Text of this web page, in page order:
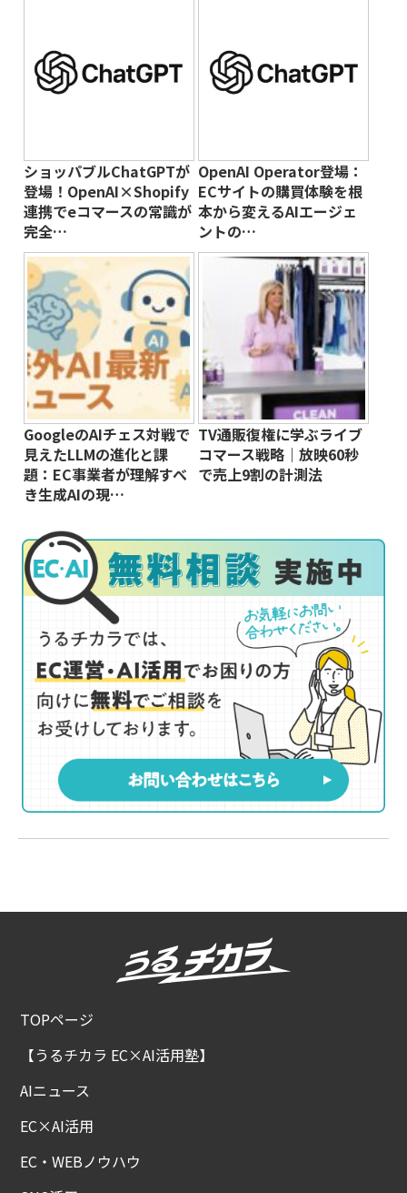
ショッパブルChatGPTが
登場！OpenAI×Shopify
連携でeコマースの常識が
完全…
OpenAI Operator登場：
ECサイトの購買体験を根
本から変えるAIエージェ
ントの…
GoogleのAIチェス対戦で
見えたLLMの進化と課
題：EC事業者が理解すべ
き生成AIの現…
TV通販復権に学ぶライブ
コマース戦略｜放映60秒
で売上9割の計測法
TOPページ
【うるチカラ EC×AI活用塾】
AIニュース
EC×AI活用
EC・WEBノウハウ